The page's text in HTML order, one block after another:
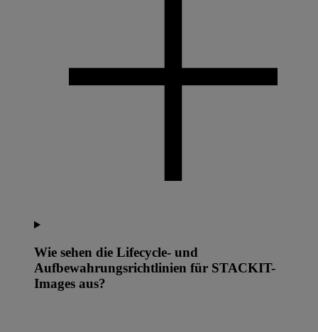
Wie sehen die Lifecycle- und
Aufbewahrungsrichtlinien für STACKIT-
Images aus?